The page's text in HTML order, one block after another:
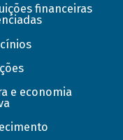
financeiras
e economia